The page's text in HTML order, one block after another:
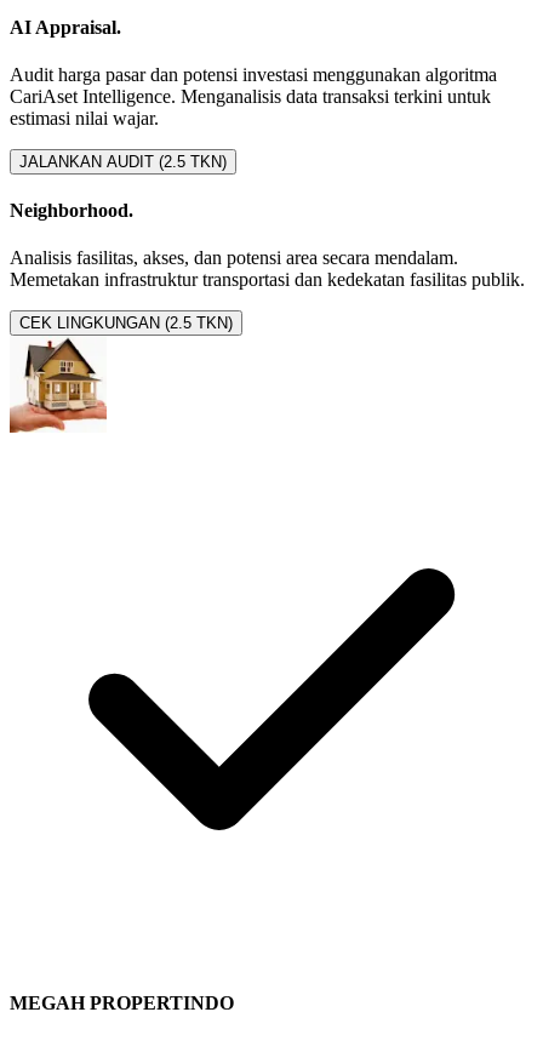
AI Appraisal.
Audit harga pasar dan potensi investasi menggunakan algoritma
CariAset Intelligence. Menganalisis data transaksi terkini untuk
estimasi nilai wajar.
JALANKAN AUDIT (2.5 TKN)
Neighborhood.
Analisis fasilitas, akses, dan potensi area secara mendalam.
Memetakan infrastruktur transportasi dan kedekatan fasilitas publik.
CEK LINGKUNGAN (2.5 TKN)
MEGAH PROPERTINDO